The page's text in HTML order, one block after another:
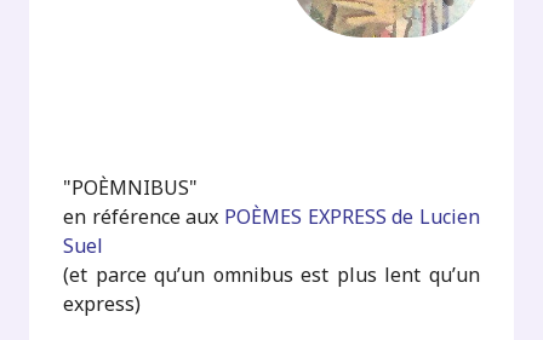
"POÈMNIBUS"
en référence aux POÈMES EXPRESS de Lucien
Suel
(et parce qu’un omnibus est plus lent qu’un
express)